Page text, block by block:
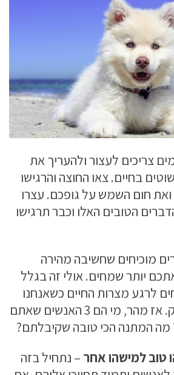
צריכים לעצור ולהעריך את
בחיים. צאו החוצה והרגישו
חום השמש על גופכם. עצרו
הטובים האלו וכבר תרגישו
מוכיחים שחשיבה מהירה
יותר שמחים. אולי זה בגלל
לרגע מצרות החיים כשאנחנו
חושבים מהר ומדויק. אז מהר, מי הם 3 האנשים שאתם
מה המתנה הכי טובה שקיבלתם?
טוב למישהו אחר – נתחיל בזה